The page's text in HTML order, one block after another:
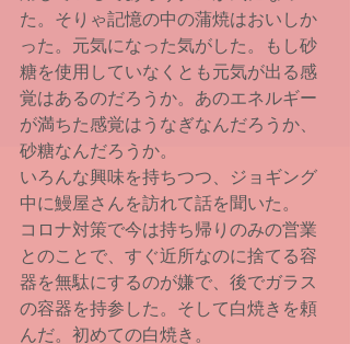
た。そりゃ記憶の中の蒲焼はおいしか
った。元気になった気がした。もし砂
糖を使用していなくとも元気が出る感
覚はあるのだろうか。あのエネルギー
が満ちた感覚はうなぎなんだろうか、
砂糖なんだろうか。
いろんな興味を持ちつつ、ジョギング
中に鰻屋さんを訪れて話を聞いた。
コロナ対策で今は持ち帰りのみの営業
とのことで、すぐ近所なのに捨てる容
器を無駄にするのが嫌で、後でガラス
の容器を持参した。そして白焼きを頼
んだ。初めての白焼き。